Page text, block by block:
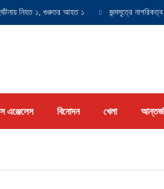
নিহত ১, গুরুতর আহত ১ জন্মসূত্রে নাগরিকত্ব
এঞ্জেলেস বিনোদন খেলা